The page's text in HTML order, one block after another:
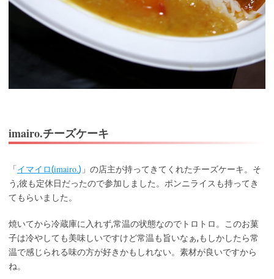
imairo.チーズケーキ
「イマイロ(imairo.) 」の店主が持ってきてくれたチーズケーキ。そ
う,彼も定休日だったので参加しました。ポンニライスも持ってき
てもらいました。
焼いてから冷蔵庫に入れず,常温の状態なのでトロトロ。このお菓
子は冷やしても美味しいですけど常温も旨いなぁ,もしかしたら常
温で感じられる味の方が好きかもしれない。素材が良いですから
ね。